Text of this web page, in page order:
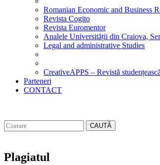
Romanian Economic and Business
Revista Cogito
Revista Euromentor
Analele Universității din Craiova,
Legal and administrative Studies
CreativeAPPS – Revistă
Parteneri
CONTACT
CAUTĂ
Plagiatul